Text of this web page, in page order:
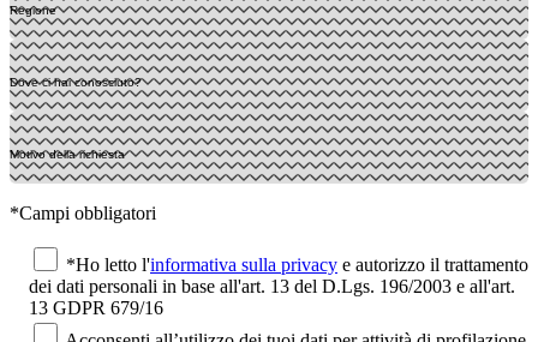
*Campi obbligatori
*Ho letto l'informativa sulla privacy e autorizzo il trattamento
dei dati personali in base all'art. 13 del D.Lgs. 196/2003 e all'art.
13 GDPR 679/16